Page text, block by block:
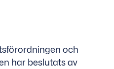
och
har beslutats av